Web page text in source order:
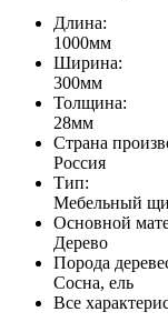
Длина:
1000мм
Ширина:
300мм
Толщина:
28мм
Страна
Россия
Тип:
Мебельный
Основной
Дерево
Порода
Сосна, ель
Все